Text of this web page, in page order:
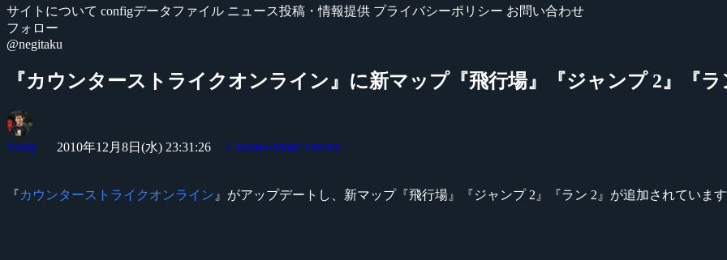
サイトについて configデータファイル ニュース投稿・情報提供 プライバシーポリシー お問い合わせ
フォロー
@negitaku
『カウンターストライクオンライン』に新マップ『飛行場』『ジャンプ 2』『ラ
Yossy 2010年12月8日(水) 23:31:26 Counter-Strike Online
『カウンターストライクオンライン 』がアップデートし、新マップ『飛行場』『ジャンプ 2』『ラン 2』が追加されていま